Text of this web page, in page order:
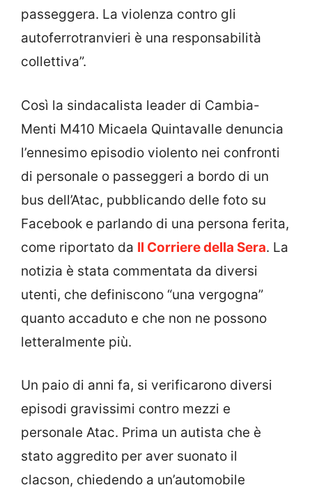
passeggera. La violenza contro gli
autoferrotranvieri è una responsabilità
collettiva”.
Così la sindacalista leader di Cambia-
Menti M410 Micaela Quintavalle denuncia
l’ennesimo episodio violento nei confronti
di personale o passeggeri a bordo di un
bus dell’Atac, pubblicando delle foto su
Facebook e parlando di una persona ferita,
come riportato da Il Corriere della Sera. La
notizia è stata commentata da diversi
utenti, che definiscono “una vergogna”
quanto accaduto e che non ne possono
letteralmente più.
Un paio di anni fa, si verificarono diversi
episodi gravissimi contro mezzi e
personale Atac. Prima un autista che è
stato aggredito per aver suonato il
clacson, chiedendo a un’automobile